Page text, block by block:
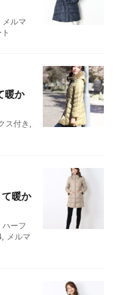
メルマ
暖か
ス付き ,
暖か
ハーフ
, メルマ